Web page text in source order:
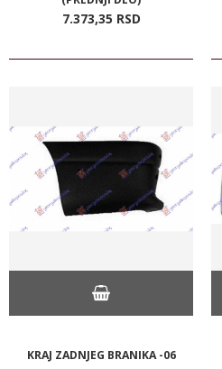
7.373,35 RSD
KRAJ ZADNJEG BRANIKA -06